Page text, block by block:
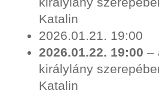
Katalin
2026.01.21. 19:00
2026.01.22. 19:00 –
királylány
Katalin